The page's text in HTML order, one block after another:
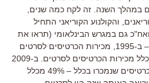
במשך לפחות 146 ימים במהלך השנה. זה לקח כמה שנים,
והקולנוע הקוריאני התחיל
גם במגרש הבינלאומי (תראו את
הדיאגרמות המדהימות בלינק – ב-1995, מכירות הכרטיסים לסרטים
קוריאנים בקוריאה היוו 20% מכלל מכירות הכרטיסים לסרטים. ב-2009
זה צמח לכמעט חצי מכמות הכרטיסים שנמכרו בכלל – 49% מכלל